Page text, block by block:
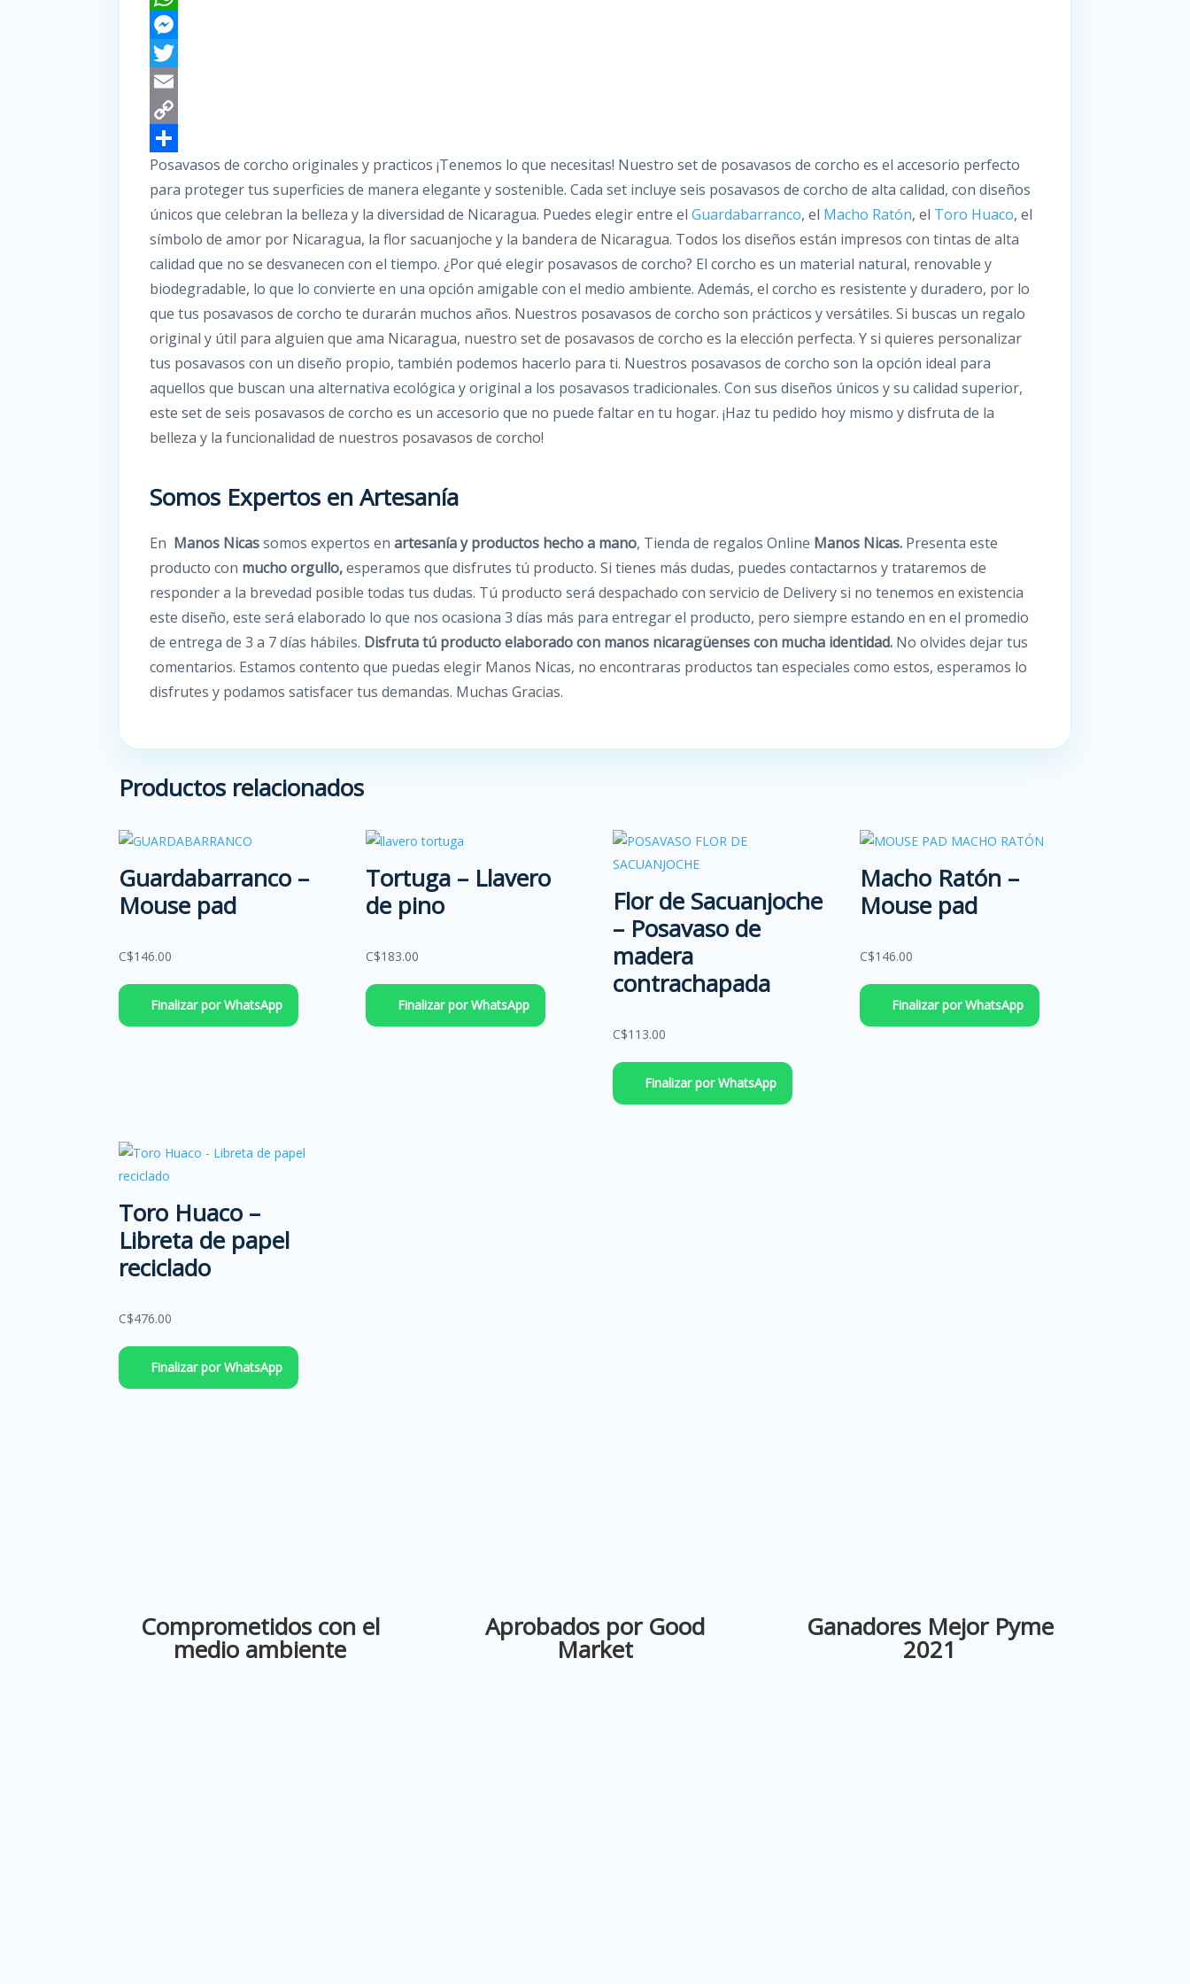
a
c
e
b
o
o
k
W
h
a
t
s
A
p
p
M
e
s
s
e
n
g
T
w
t
t
e
E
m
a
i
l
C
o
p
y
n
k
C
o
m
r
t
i
r
Posavasos de corcho originales y practicos ¡Tenemos lo que necesitas! Nuestro set de posavasos de corcho es el accesorio perfecto
para proteger tus superficies de manera elegante y sostenible. Cada set incluye seis posavasos de corcho de alta calidad, con diseños
únicos que celebran la belleza y la diversidad de Nicaragua. Puedes elegir entre elGuardabarranco, el Macho Ratón, el Toro Huaco, el
símbolo de amor por Nicaragua, la flor sacuanjoche y la bandera de Nicaragua. Todos los diseños están impresos con tintas de alta
calidad que no se desvanecen con el tiempo. ¿Por qué elegir posavasos de corcho? El corcho es un material natural, renovable y
biodegradable, lo que lo convierte en una opción amigable con el medio ambiente. Además, el corcho es resistente y duradero, por lo
que tus posavasos de corcho te durarán muchos años. Nuestros posavasos de corcho son prácticos y versátiles. Si buscas un regalo
original y útil para alguien que ama Nicaragua, nuestro set de posavasos de corcho es la elección perfecta. Y si quieres personalizar
tus posavasos con un diseño propio, también podemos hacerlo para ti. Nuestros posavasos de corcho son la opción ideal para
aquellos que buscan una alternativa ecológica y original a los posavasos tradicionales. Con sus diseños únicos y su calidad superior,
este set de seis posavasos de corcho es un accesorio que no puede faltar en tu hogar. ¡Haz tu pedido hoy mismo y disfruta de la
belleza y la funcionalidad de nuestros posavasos de corcho!
Somos Expertos en Artesanía
En Manos Nicassomos expertos enartesanía y productos hecho a mano, Tienda de regalos Online Manos Nicas. Presenta este
producto con mucho orgullo,esperamos que disfrutes tú producto. Si tienes más dudas, puedes contactarnos y trataremos de
responder a la brevedad posible todas tus dudas. Tú producto será despachado con servicio de Delivery si no tenemos en existencia
este diseño, este será elaborado lo que nos ocasiona 3 días más para entregar el producto, pero siempre estando en en el promedio
de entrega de 3 a 7 días hábiles. Disfruta tú producto elaborado con manos nicaragüenses con mucha identidad. No olvides dejar tus
comentarios. Estamos contento que puedas elegir Manos Nicas, no encontraras productos tan especiales como estos, esperamos lo
disfrutes y podamos satisfacer tus demandas. Muchas Gracias.
Productos relacionados
Guardabarranco –
Mouse pad
C$146.00
Finalizar por WhatsApp
Tortuga – Llavero
de pino
C$183.00
Finalizar por WhatsApp
Flor de Sacuanjoche
– Posavaso de
madera
contrachapada
C$113.00
Finalizar por WhatsApp
Macho Ratón –
Mouse pad
C$146.00
Finalizar por WhatsApp
Toro Huaco –
Libreta de papel
reciclado
C$476.00
Finalizar por WhatsApp
Comprometidos con el
medio ambiente
Aprobados por Good
Market
Ganadores Mejor Pyme
2021